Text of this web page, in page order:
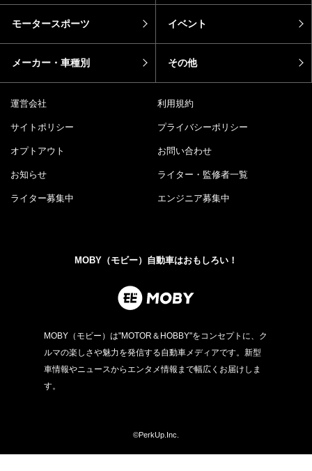
モータースポーツ イベント
メーカー・車種別 その他
運営会社 利用規約
サイトポリシー プライバシーポリシー
オプトアウト お問い合わせ
お知らせ ライター・監修者一覧
ライター募集中 エンジニア募集中
MOBY（モビー）自動車はおもしろい！
MOBY（モビー）は"MOTOR＆HOBBY"をコンセプトに、ク
ルマの楽しさや魅力を発信する自動車メディアです。新型
車情報やニュースからエンタメ情報まで幅広くお届けしま
す。
©PerkUp.Inc.